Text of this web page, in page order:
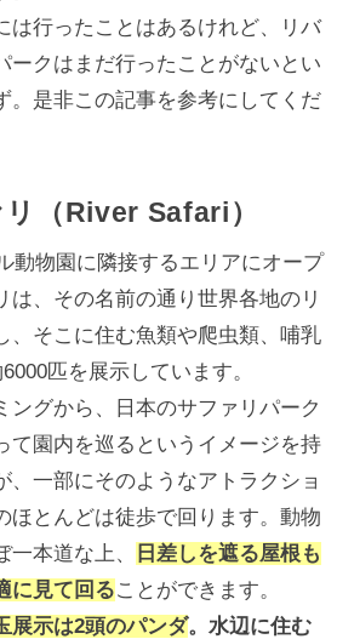
は行ったことはあるけれど、リバ
ークはまだ行ったことがないとい
。是非この記事を参考にしてくだ
（River Safari）
動物園に隣接するエリアにオープ
は、その名前の通り世界各地のリ
、そこに住む魚類や爬虫類、哺乳
匹を展示しています。
ングから、日本のサファリパーク
て園内を巡るというイメージを持
、一部にそのようなアトラクショ
ほとんどは徒歩で回ります。動物
本道な上、
日差しを遮る屋根も
に見て回ることができます。
展示は2頭のパンダ。水辺に住む